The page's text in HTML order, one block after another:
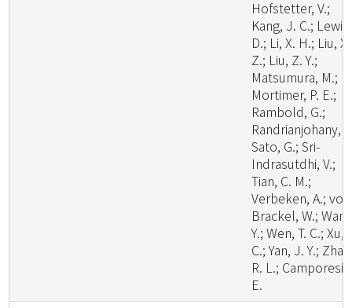
Hofstetter, V.;
Kang, J. C.; Lewis,
D.; Li, X. H.; Liu, X.
Z.; Liu, Z. Y.;
Matsumura, M.;
Mortimer, P. E.;
Rambold, G.;
Randrianjohany,
Sato, G.; Sri-
Indrasutdhi, V.;
Tian, C. M.;
Verbeken, A.; von
Brackel, W.;
Y.; Wen, T. C.; Xu,
C.; Yan, J. Y.;
R. L.; Camporesi,
E.